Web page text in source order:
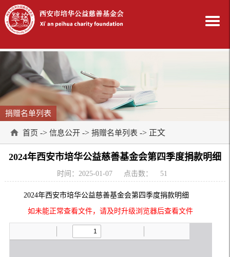
捐赠名单列表
首页 -> 信息公开 -> 捐赠名单列表 -> 正文
2024年西安市培华公益慈善基金会第四季度捐款明细
时间：2025-01-07 点击数： 51
2024年西安市培华公益慈善基金会第四季度捐款明细
如未能正常查看文件，请及时升级浏览器后查看文件